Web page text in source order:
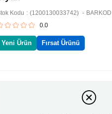
Kodu (1200130033742) BARKOD
0.0
Yeni Ürün Fırsat Ürünü